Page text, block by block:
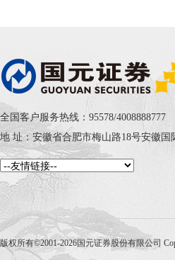
全国客户服务热线：95578/4008888777
地 址：安徽省合肥市梅山路18号安徽国
版权所有©2001-2026国元证券股份有限公司